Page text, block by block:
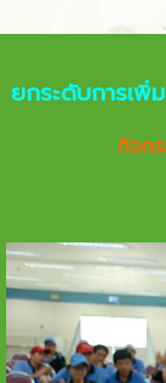
ยกระดับการเพิ่
กิจก